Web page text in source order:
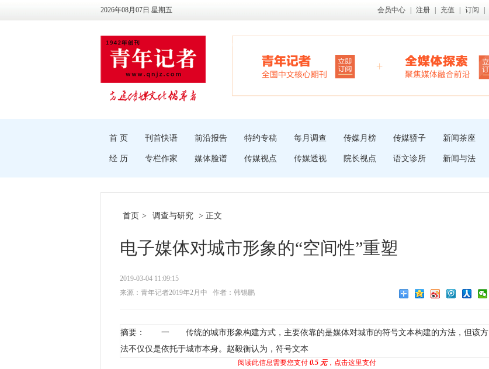
2026年08月07日 星期五 会员中心 注册 充值 订阅
首 页 刊首快语 前沿报告 特约专稿 每月调查 传媒月榜 传媒骄子 新闻茶座
经 历 专栏作家 媒体脸谱 传媒视点 传媒透视 院长视点 语文诊所 新闻与法
首页 > 调查与研究 > 正文
电子媒体对城市形象的“空间性”重塑
2019-03-04 11:09:15
来源：青年记者2019年2月中
作者：韩锡鹏
摘要： 一 传统的城市形象构建方式，主要依靠的是媒体对城市的符号文本构建的方法，但该方
法不仅仅是依托于城市本身。赵毅衡认为，符号文本
阅读此信息需要您支付 0.5 元，点击这里支付